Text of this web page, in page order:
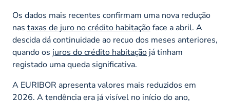
Os dados mais recentes confirmam uma nova redução
nas taxas de juro no crédito habitaçãoface a abril. A
descida dá continuidade ao recuo dos meses anteriores,
quando os juros do crédito habitação já tinham
registado uma queda significativa.
A EURIBOR apresenta valores mais reduzidos em
2026. A tendência era já visível no início do ano,